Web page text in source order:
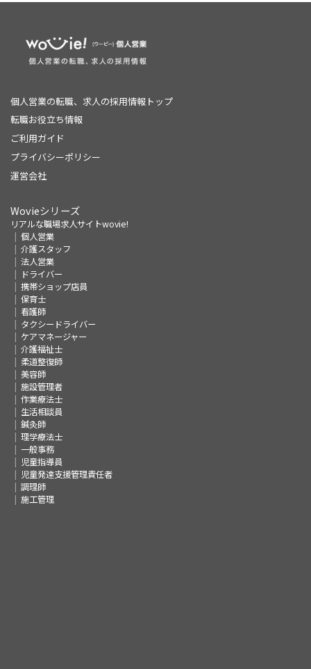
個人営業の転職、求人の採用情報トップ
転職お役立ち情報
ご利用ガイド
プライバシーポリシー
運営会社
Wovieシリーズ
リアルな職場求人サイトwovie!
個人営業
介護スタッフ
法人営業
ドライバー
携帯ショップ店員
保育士
看護師
タクシードライバー
ケアマネージャー
介護福祉士
柔道整復師
美容師
施設管理者
作業療法士
生活相談員
鍼灸師
理学療法士
一般事務
児童指導員
児童発達支援管理責任者
調理師
施工管理